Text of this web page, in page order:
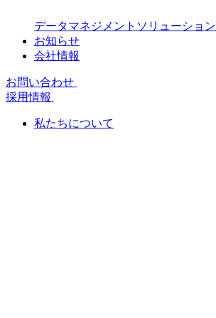
データマネジメントソリューション
お知らせ
会社情報
お問い合わせ
採用情報
私たちについて